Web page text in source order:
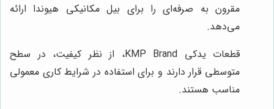
مقرون به صرفه‌ای را برای بیل مکانیکی هیوندا ارائه
می‌دهد.
قطعات یدکی KMP Brand، از نظر کیفیت، در سطح
متوسطی قرار دارند و برای استفاده در شرایط کاری معمولی
مناسب هستند.